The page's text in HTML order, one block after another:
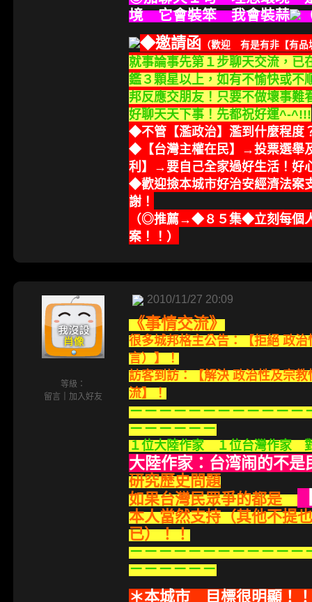
境 它會裝笨 我會裝蒜
◆邀請函 （歡迎 有是有非【有品
就事論事先第１步聊天交流，已
鑑３顆星以上，如有不愉快或不
邦反應交朋友！只要不做壞事難
好聊天天下事！先都祝好運^-^!!!
◆不管【濫政治】濫到什麼程度
◆【台灣主權在民】→投票選舉
利】→要自己全家過好生活！好
◆歡迎撿本城市好治安經濟法案
謝！
（◎推薦→◆８５集◆立刻每個
案！！）
等級：
留言
加入好友
2010/11/27 20:09
《事情交流》
很多城邦格主公告：【拒絕 政
言）】！
訪客到訪：【解決 政治性及宗
流】！
－－－－－－－－－－－－
－－－－－－
１位大陸作家 １位台灣作家
大陸作家：台湾闹的不是
研究歷史問題
如果台灣民眾爭的都是
本人當然支持（其他不提
已）！！
－－－－－－－－－－－－
－－－－－－
＊本城市 目標很明顯！！